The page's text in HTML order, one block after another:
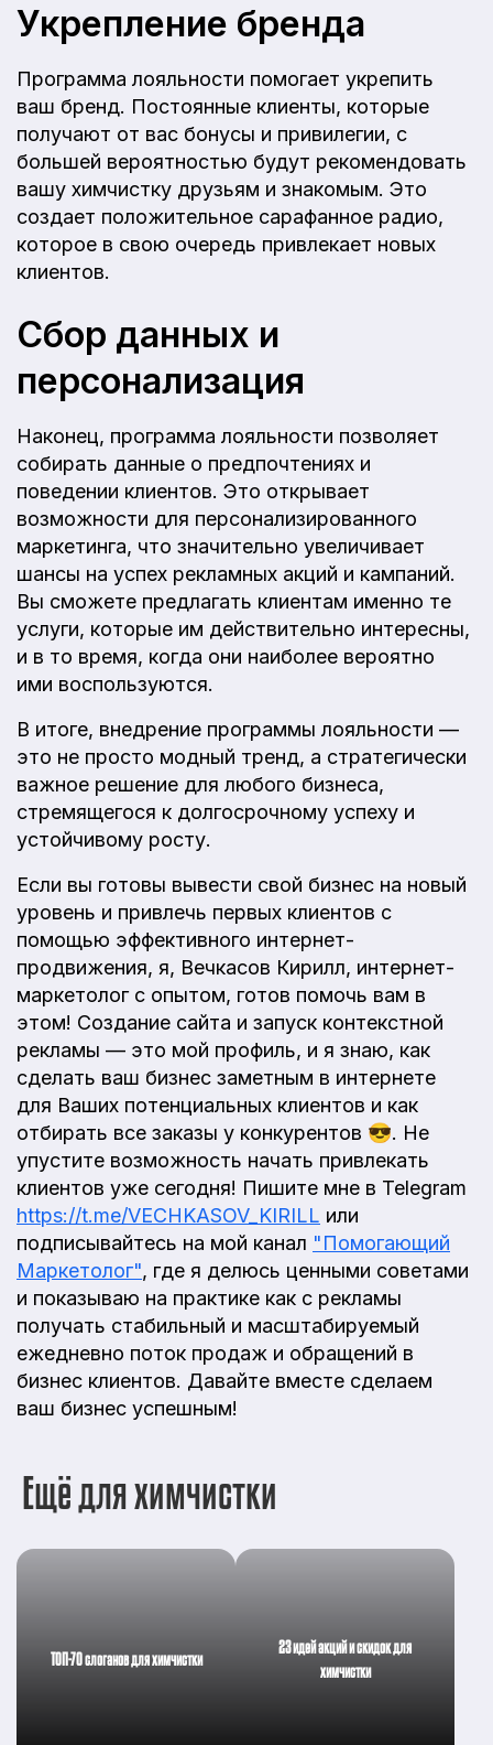
Укрепление бренда
Программа лояльности помогает укрепить
ваш бренд. Постоянные клиенты, которые
получают от вас бонусы и привилегии, с
большей вероятностью будут рекомендовать
вашу химчистку друзьям и знакомым. Это
создает положительное сарафанное радио,
которое в свою очередь привлекает новых
клиентов.
Сбор данных и
персонализация
Наконец, программа лояльности позволяет
собирать данные о предпочтениях и
поведении клиентов. Это открывает
возможности для персонализированного
маркетинга, что значительно увеличивает
шансы на успех рекламных акций и кампаний.
Вы сможете предлагать клиентам именно те
услуги, которые им действительно интересны,
и в то время, когда они наиболее вероятно
ими воспользуются.
В итоге, внедрение программы лояльности —
это не просто модный тренд, а стратегически
важное решение для любого бизнеса,
стремящегося к долгосрочному успеху и
устойчивому росту.
Если вы готовы вывести свой бизнес на новый
уровень и привлечь первых клиентов с
помощью эффективного интернет-
продвижения, я, Вечкасов Кирилл, интернет-
маркетолог с опытом, готов помочь вам в
этом! Создание сайта и запуск контекстной
рекламы — это мой профиль, и я знаю, как
сделать ваш бизнес заметным в интернете
для Ваших потенциальных клиентов и как
отбирать все заказы у конкурентов 😎. Не
упустите возможность начать привлекать
клиентов уже сегодня! Пишите мне в Telegram
https://t.me/VECHKASOV_KIRILL или
подписывайтесь на мой канал "Помогающий
Маркетолог", где я делюсь ценными советами
и показываю на практике как с рекламы
получать стабильный и масштабируемый
ежедневно поток продаж и обращений в
бизнес клиентов. Давайте вместе сделаем
ваш бизнес успешным!
Ещё для химчистки
ТОП-70 слоганов для химчистки
23 идей акций и скидок для
химчистки